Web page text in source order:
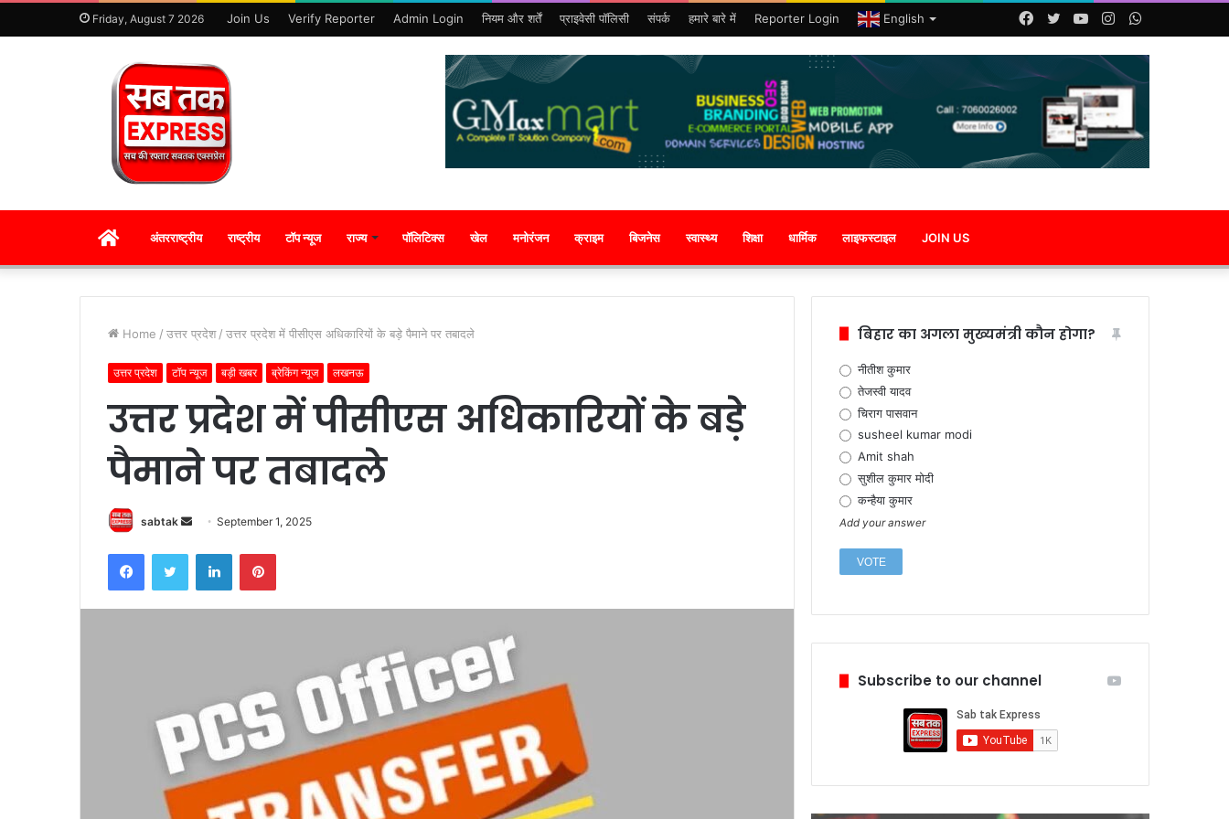
Friday, August 7 2026 Join Us Verify Reporter Admin Login नियम और शर्तें प्राइवेसी पॉलिसी संपर्क हमारे बारे में Reporter Login English Instagram
YouTube
Twitter
Facebook
HOMEअंतरराष्ट्रीय राष्ट्रीय टॉप न्यूज राज्य पॉलिटिक्स खेल मनोरंजन क्राइम बिजनेस स्वास्थ्य शिक्षा धार्मिक लाइफस्टाइल JOIN US
Home / उत्तर प्रदेश / उत्तर प्रदेश में पीसीएस अधिकारियों के बड़े पैमाने पर तबादले
उत्तर प्रदेश टॉप न्यूज बड़ी खबर ब्रेकिंग न्यूज लखनऊ
उत्तर प्रदेश में पीसीएस अधिकारियों के बड़े
पैमाने पर तबादले
sabtak
Send
email
September 1, 2025
FacebookTwitter LinkedInPinterest
बिहार का अगला मुख्यमंत्री कौन होगा?
नीतीश कुमार
तेजस्वी यादव
चिराग पासवान
susheel kumar modi
Amit shah
सुशील कुमार मोदी
कन्हैया कुमार
Add your answer
Subscribe to our channel